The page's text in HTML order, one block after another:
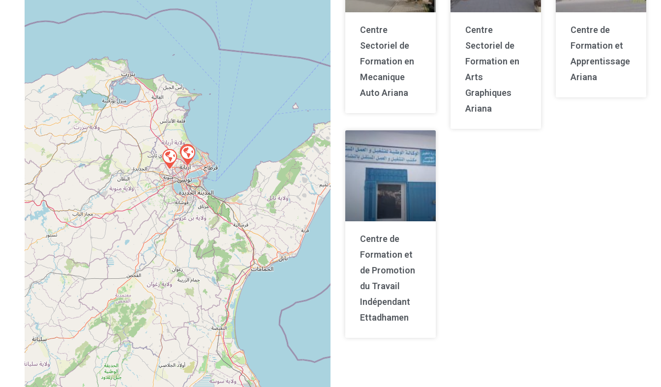
Centre
Sectoriel de
Formation en
Mecanique
Auto Ariana
Centre
Sectoriel de
Formation en
Arts
Graphiques
Ariana
Centre de
Formation et
Apprentissage
Ariana
Centre de
Formation et
de Promotion
du Travail
Indépendant
Ettadhamen